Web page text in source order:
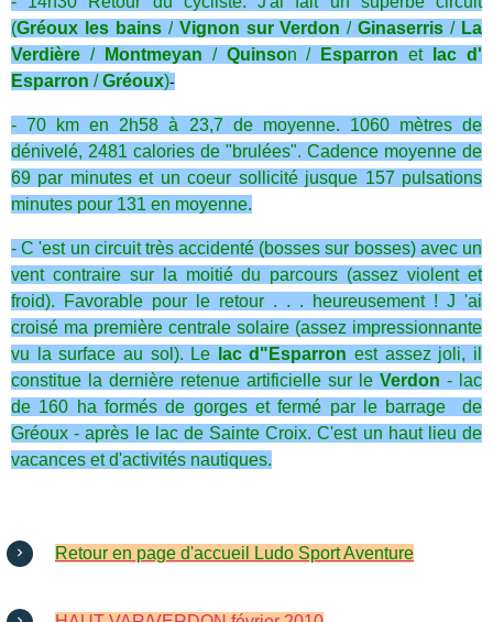
(Gréoux les bains /Vignon sur Verdon/ Ginaserris/ La
Verdière /Montmeyan /Quinson / Esparron et
lac d'
Esparron /Gréoux)-
- 70 km en 2h58 à 23,7 de moyenne. 1060 mètres de
dénivelé, 2481 calories de "brulées". Cadence moyenne de
69 par minutes et un coeur sollicité jusque 157 pulsations
minutes pour 131 en moyenne.
- C 'est un circuit très accidenté (bosses sur bosses) avec un
vent contraire sur la moitié du parcours (assez violent et
froid). Favorable pour le retour . . . heureusement ! J 'ai
croisé ma première centrale solaire (assez impressionnante
vu la surface au sol). Le
lac d"Esparron est assez joli, il
constitue la dernière retenue artificielle sur le Verdon - lac
de 160 ha formés de gorges et fermé par le barrage de
Gréoux - après le lac de Sainte Croix. C'est un haut lieu de
vacances et d'activités nautiques.
Retour en page d'accueil Ludo Sport Aventure